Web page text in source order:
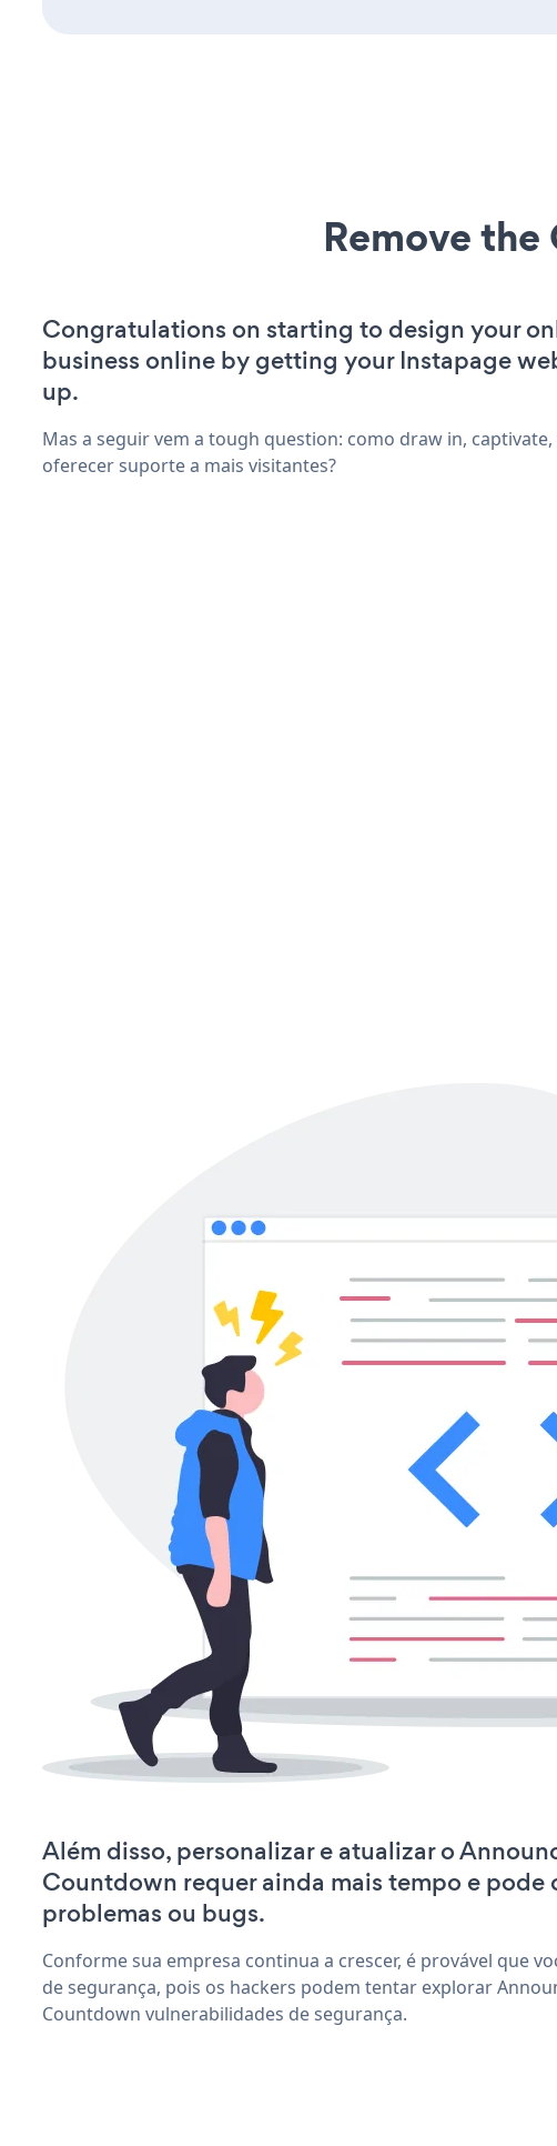
Remove
Congratulations on starting to design your
business online by getting your Instapage
up.
Mas a seguir vem a tough question: como draw in,
oferecer suporte a mais visitantes?
Além disso, personalizar e atualizar o
Countdown requer ainda mais tempo e pode
problemas ou bugs.
Conforme sua empresa continua a crescer, é provável que
de segurança, pois os hackers podem tentar explorar
Countdown vulnerabilidades de segurança.